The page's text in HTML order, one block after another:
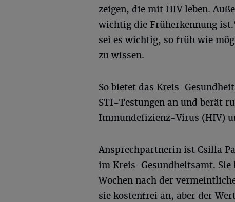
zeigen, die mit HIV leben.
wichtig die Früherkennung
sei es wichtig, so früh wie
zu wissen.
So bietet das Kreis-
STI-Testungen an und berät
Immundefizienz-Virus (HIV)
Ansprechpartnerin ist Csilla
im Kreis-Gesundheitsamt.
Wochen nach der
sie kostenfrei an, aber der